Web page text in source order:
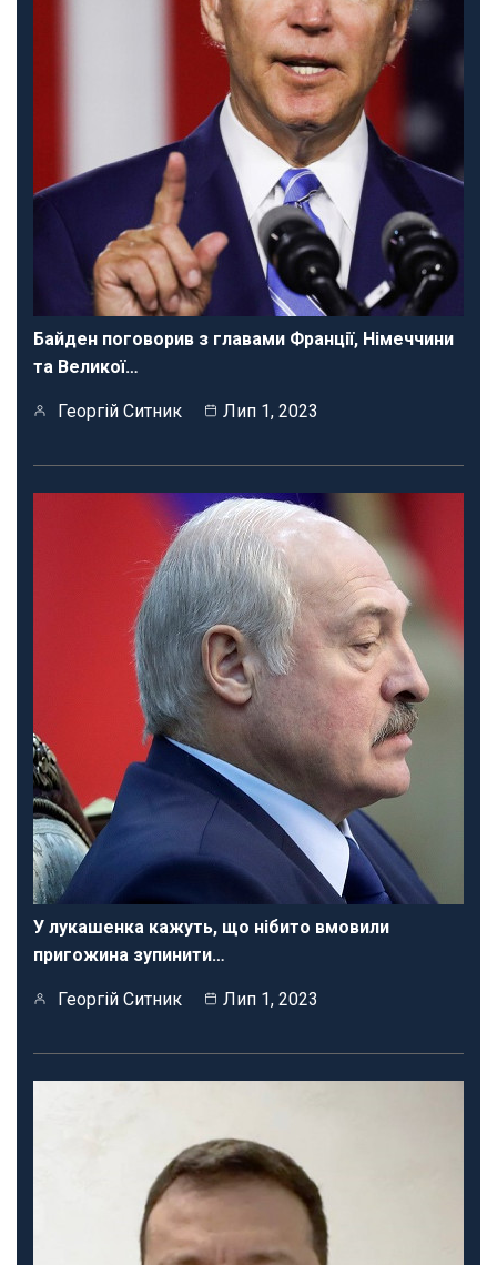
Байден поговорив з главами Франції, Німеччини
та Великої…
Георгій Ситник Лип 1, 2023
У лукашенка кажуть, що нібито вмовили
пригожина зупинити…
Георгій Ситник Лип 1, 2023